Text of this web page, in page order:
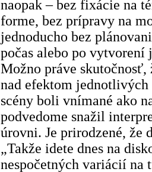
naopak – bez fixácie na
forme, bez prípravy na
jednoducho bez
počas alebo po
Možno práve skutočnosť,
nad efektom
scény boli vnímané ako
podvedome snažil
úrovni. Je prirodzené, že
„Takže idete dnes na
nespočetných variácií na